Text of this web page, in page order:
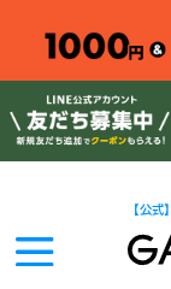
【公式】